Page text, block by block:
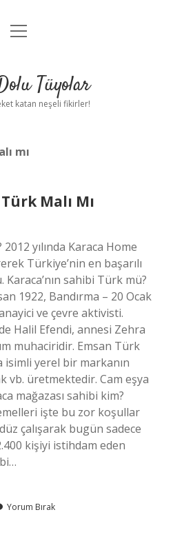
Anasayfa
Uyarı
menüyü
Tüyolar
katan neşeli fikirler!
mı
Malı Mı
2012 yılında Karaca Home
Türkiye’nin en başarılı
sahibi Türk mü?
1922, Bandırma – 20 Ocak
ve çevre aktivisti.
Halil Efendi, annesi Zehra
muhaciridir. Emsan Türk
isimli yerel bir markanın
vb. üretmektedir. Cam eşya
mağazası sahibi kim?
işte bu zor koşullar
çalışarak bugün sadece
kişiyi istihdam eden
Yorum Bırak